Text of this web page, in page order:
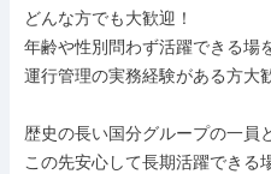
どんな方でも大歓迎！
年齢や性別問わず活躍できる場
運行管理の実務経験がある方大
歴史の長い国分グループの一員
この先安心して長期活躍できる